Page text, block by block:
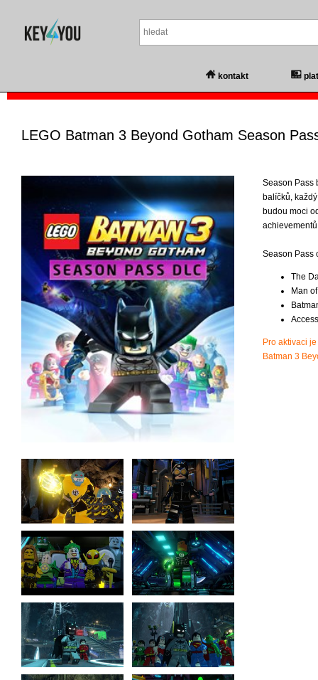
kontakt
LEGO Batman 3 Beyond Gotham Season
Season Pass
balíčků,
budou moci
Season Pass
The
Man
Pro aktivaci
Batman 3